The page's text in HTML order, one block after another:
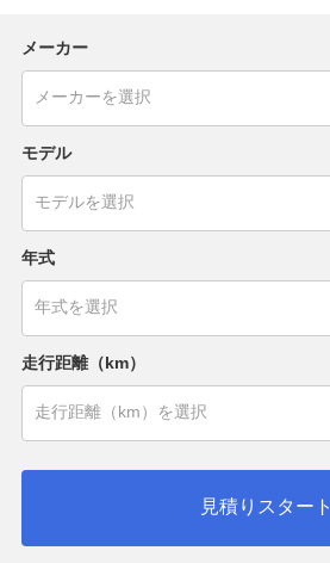
メーカー
モデル
年式
走行距離（km）
見積りスタート